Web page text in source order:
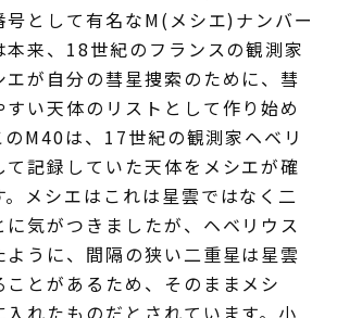
号として有名なM(メシエ)ナンバー
本来、18世紀のフランスの観測家
エが自分の彗星捜索のために、彗
い天体のリストとして作り始め
のM40は、17世紀の観測家ヘベリ
て記録していた天体をメシエが確
メシエはこれは星雲ではなく二
に気がつきましたが、ヘベリウス
うに、間隔の狭い二重星は星雲
ことがあるため、そのままメシ
れたものだとされています。小